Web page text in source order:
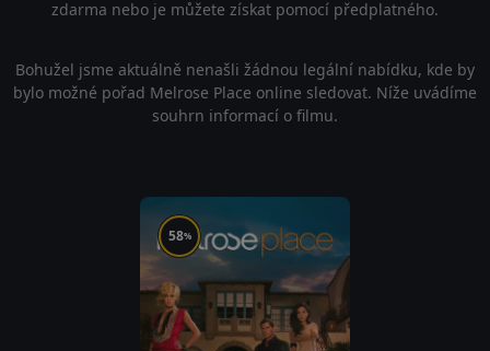
zdarma nebo je můžete získat pomocí předplatného.
Bohužel jsme aktuálně nenašli žádnou legální nabídku, kde by
bylo možné pořad Melrose Place online sledovat. Níže uvádíme
souhrn informací o filmu.
58%